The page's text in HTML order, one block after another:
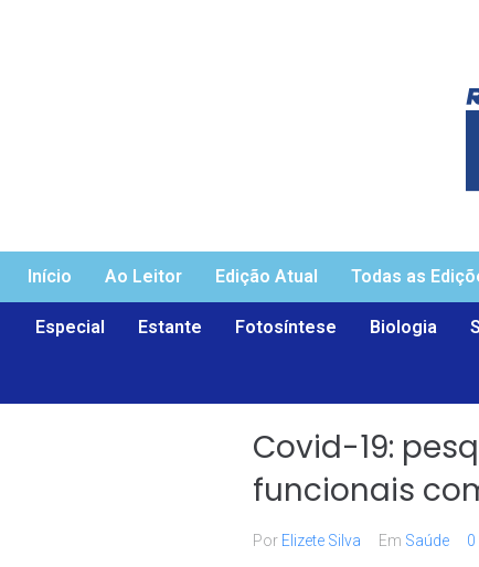
Início Ao Leitor Edição Atual Todas as
Especial Estante Fotosíntese Biologia
Covid-19:
funcionais
Por Elizete Silva Em Saúde